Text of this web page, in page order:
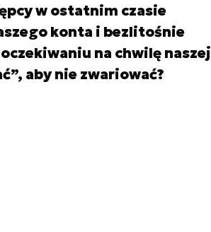
w ostatnim czasie
konta i bezlitośnie
na chwilę naszej
aby nie zwariować?